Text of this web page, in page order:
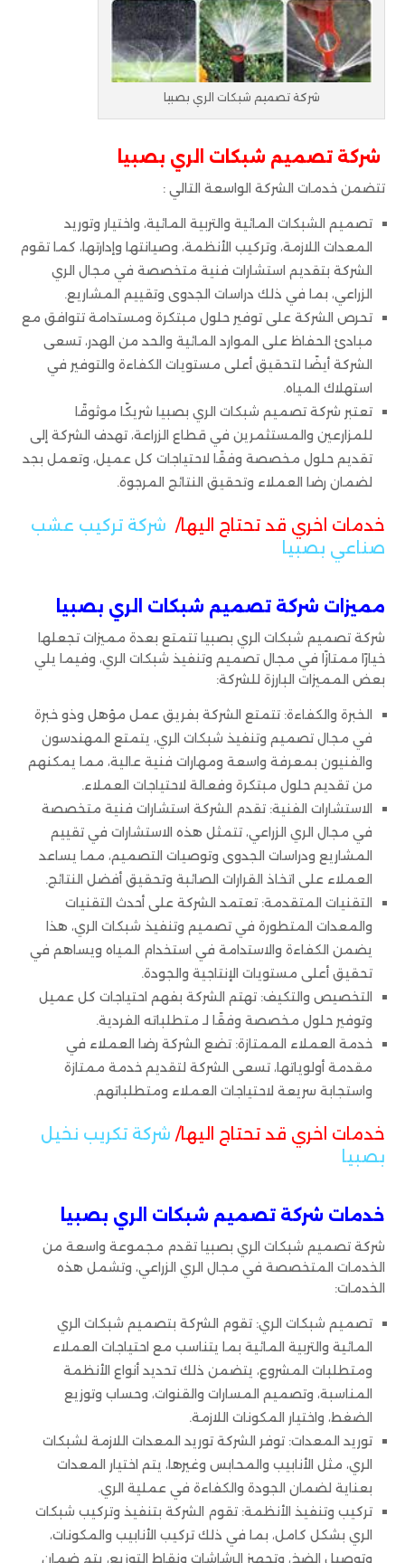
شركة تصميم شبكات الري بصبيا
شركة تصميم شبكات الري بصبيا
تتضمن خدمات الشركة الواسعة التالي :
تصميم الشبكات المائية والتربية المائية، واختيار وتوريد
المعدات اللازمة، وتركيب الأنظمة، وصيانتها وإدارتها، كما تقوم
الشركة بتقديم استشارات فنية متخصصة في مجال الري
الزراعي، بما في ذلك دراسات الجدوى وتقييم المشاريع.
تحرص الشركة على توفير حلول مبتكرة ومستدامة تتوافق مع
مبادئ الحفاظ على الموارد المائية والحد من الهدر، تسعى
الشركة أيضًا لتحقيق أعلى مستويات الكفاءة والتوفير في
استهلاك المياه.
تعتبر شركة تصميم شبكات الري بصبيا شريكًا موثوقًا
للمزارعين والمستثمرين في قطاع الزراعة، تهدف الشركة إلى
تقديم حلول مخصصة وفقًا لاحتياجات كل عميل، وتعمل بجد
لضمان رضا العملاء وتحقيق النتائج المرجوة.
خدمات اخري قد تحتاج اليها/ شركة تركيب عشب
صناعي بصبيا
مميزات شركة تصميم شبكات الري بصبيا
شركة تصميم شبكات الري بصبيا تتمتع بعدة مميزات تجعلها
خيارًا ممتازًا في مجال تصميم وتنفيذ شبكات الري، وفيما يلي
بعض المميزات البارزة للشركة:
الخبرة والكفاءة: تتمتع الشركة بفريق عمل مؤهل وذو خبرة
في مجال تصميم وتنفيذ شبكات الري، يتمتع المهندسون
والفنيون بمعرفة واسعة ومهارات فنية عالية، مما يمكنهم
من تقديم حلول مبتكرة وفعالة لاحتياجات العملاء.
الاستشارات الفنية: تقدم الشركة استشارات فنية متخصصة
في مجال الري الزراعي، تتمثل هذه الاستشارات في تقييم
المشاريع ودراسات الجدوى وتوصيات التصميم، مما يساعد
العملاء على اتخاذ القرارات الصائبة وتحقيق أفضل النتائج.
التقنيات المتقدمة: تعتمد الشركة على أحدث التقنيات
والمعدات المتطورة في تصميم وتنفيذ شبكات الري، هذا
يضمن الكفاءة والاستدامة في استخدام المياه ويساهم في
تحقيق أعلى مستويات الإنتاجية والجودة.
التخصيص والتكيف: تهتم الشركة بفهم احتياجات كل عميل
وتوفير حلول مخصصة وفقًا لـ متطلباته الفردية.
خدمة العملاء الممتازة: تضع الشركة رضا العملاء في
مقدمة أولوياتها، تسعى الشركة لتقديم خدمة ممتازة
واستجابة سريعة لاحتياجات العملاء ومتطلباتهم.
خدمات اخري قد تحتاج اليها/ شركة تكريب نخيل
بصبيا
خدمات شركة تصميم شبكات الري بصبيا
شركة تصميم شبكات الري بصبيا تقدم مجموعة واسعة من
الخدمات المتخصصة في مجال الري الزراعي، وتشمل هذه
الخدمات:
تصميم شبكات الري: تقوم الشركة بتصميم شبكات الري
المائية والتربية المائية بما يتناسب مع احتياجات العملاء
ومتطلبات المشروع، يتضمن ذلك تحديد أنواع الأنظمة
المناسبة، وتصميم المسارات والقنوات، وحساب وتوزيع
الضغط، واختيار المكونات اللازمة.
توريد المعدات: توفر الشركة توريد المعدات اللازمة لشبكات
الري، مثل الأنابيب والمحابس وغيرها، يتم اختيار المعدات
بعناية لضمان الجودة والكفاءة في عملية الري.
تركيب وتنفيذ الأنظمة: تقوم الشركة بتنفيذ وتركيب شبكات
الري بشكل كامل، بما في ذلك تركيب الأنابيب والمكونات،
وتوصيل الضخ، وتجهيز الرشاشات ونقاط التوزيع، يتم ضمان